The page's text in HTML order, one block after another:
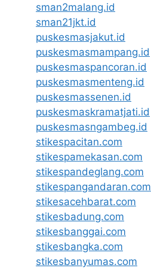
sman2malang.id
sman21jkt.id
puskesmasjakut.id
puskesmasmampang.id
puskesmaspancoran.id
puskesmasmenteng.id
puskesmassenen.id
puskesmaskramatjati.id
puskesmasngambeg.id
stikespacitan.com
stikespamekasan.com
stikespandeglang.com
stikespangandaran.com
stikesacehbarat.com
stikesbadung.com
stikesbanggai.com
stikesbangka.com
stikesbanyumas.com